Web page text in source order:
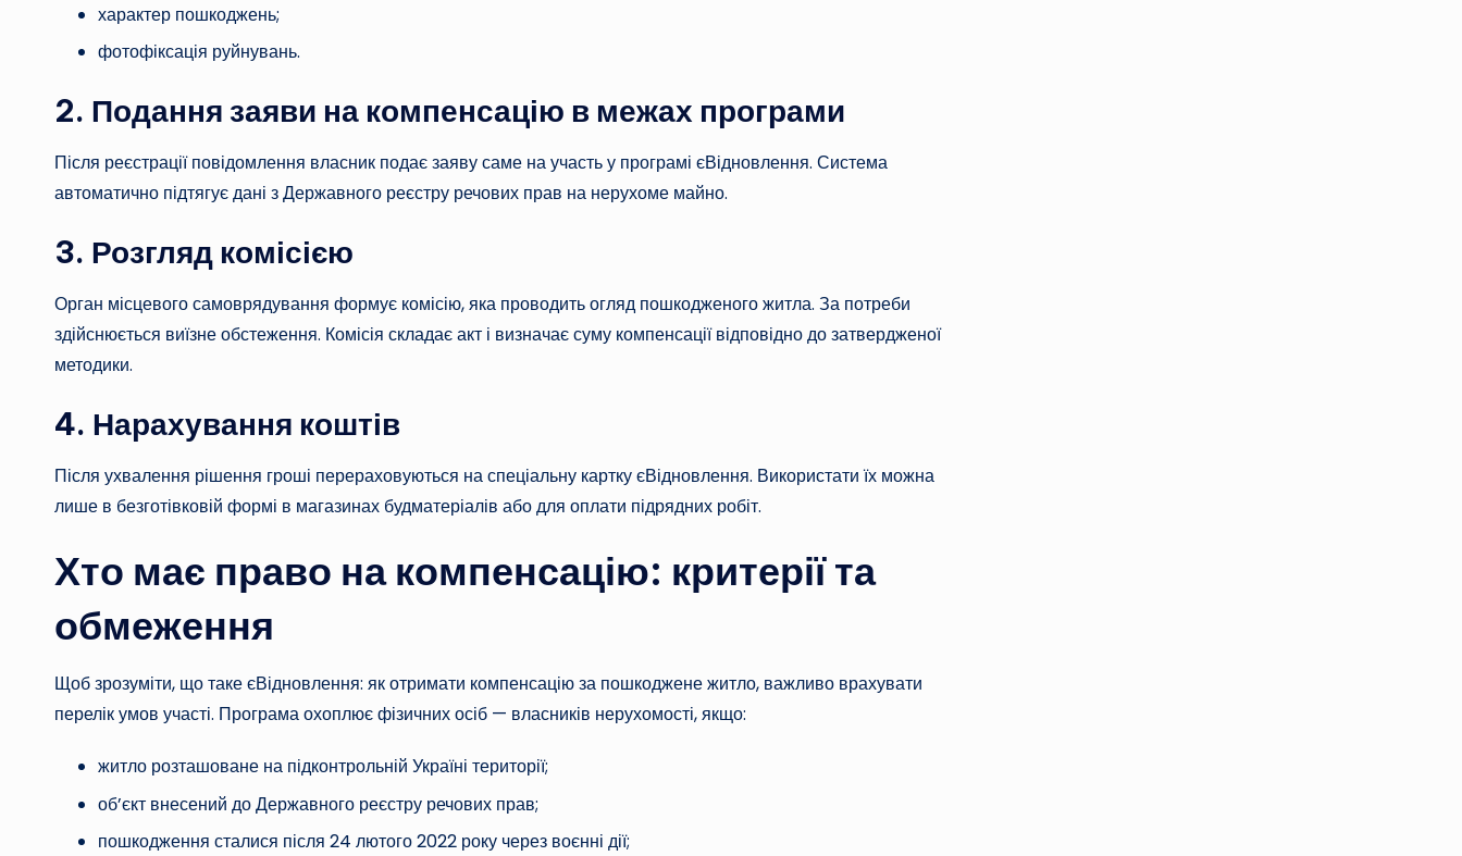
характер пошкоджень;
фотофіксація руйнувань.
2. Подання заяви на компенсацію в межах програми
Після реєстрації повідомлення власник подає заяву саме на участь у програмі єВідновлення. Система
автоматично підтягує дані з Державного реєстру речових прав на нерухоме майно.
3. Розгляд комісією
Орган місцевого самоврядування формує комісію, яка проводить огляд пошкодженого житла. За потреби
здійснюється виїзне обстеження. Комісія складає акт і визначає суму компенсації відповідно до затвердженої
методики.
4. Нарахування коштів
Після ухвалення рішення гроші перераховуються на спеціальну картку єВідновлення. Використати їх можна
лише в безготівковій формі в магазинах будматеріалів або для оплати підрядних робіт.
Хто має право на компенсацію: критерії та
обмеження
Щоб зрозуміти, що таке єВідновлення: як отримати компенсацію за пошкоджене житло, важливо врахувати
перелік умов участі. Програма охоплює фізичних осіб — власників нерухомості, якщо:
житло розташоване на підконтрольній Україні території;
об’єкт внесений до Державного реєстру речових прав;
пошкодження сталися після 24 лютого 2022 року через воєнні дії;